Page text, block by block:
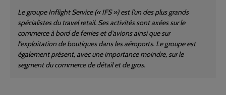
Le groupe Inflight Service (« IFS ») est l'un des plus grands
spécialistes du travel retail. Ses activités sont axées sur le
commerce à bord de ferries et d'avions ainsi que sur
l'exploitation de boutiques dans les aéroports. Le groupe est
également présent, avec une importance moindre, sur le
segment du commerce de détail et de gros.